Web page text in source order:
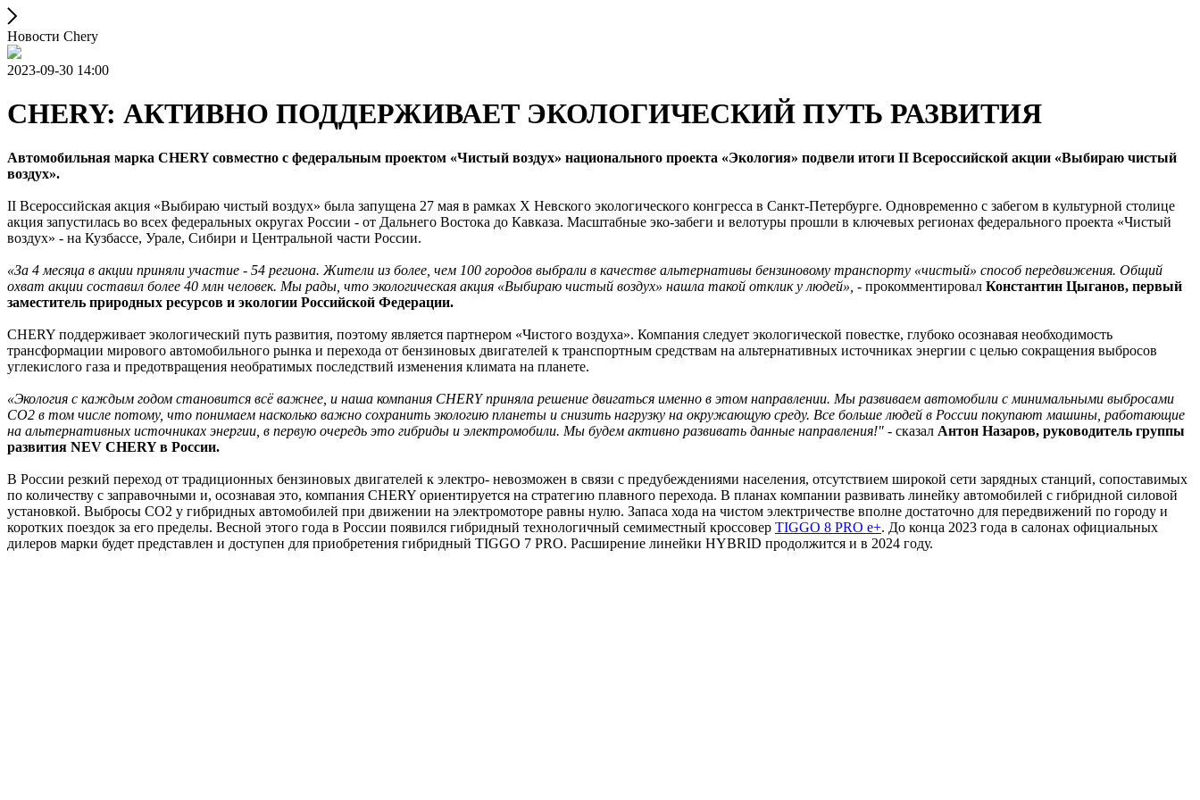
Новости Chery
2023-09-30 14:00
CHERY: АКТИВНО ПОДДЕРЖИВАЕТ ЭКОЛОГИЧЕСКИЙ ПУТЬ РАЗВИТИЯ
Автомобильная марка CHERY совместно с федеральным проектом «Чистый воздух» национального проекта «Экология» подвели итоги II Всероссийской акции «Выбираю чистый
воздух».
II Всероссийская акция «Выбираю чистый воздух» была запущена 27 мая в рамках Х Невского экологического конгресса в Санкт-Петербурге. Одновременно с забегом в культурной столице
акция запустилась во всех федеральных округах России - от Дальнего Востока до Кавказа. Масштабные эко-забеги и велотуры прошли в ключевых регионах федерального проекта «Чистый
воздух» - на Кузбассе, Урале, Сибири и Центральной части России.
«За 4 месяца в акции приняли участие - 54 региона. Жители из более, чем 100 городов выбрали в качестве альтернативы бензиновому транспорту «чистый» способ передвижения. Общий
охват акции составил более 40 млн человек. Мы рады, что экологическая акция «Выбираю чистый воздух» нашла такой отклик у людей», - прокомментировал Константин Цыганов, первый
заместитель природных ресурсов и экологии Российской Федерации.
CHERY поддерживает экологический путь развития, поэтому является партнером «Чистого воздуха». Компания следует экологической повестке, глубоко осознавая необходимость
трансформации мирового автомобильного рынка и перехода от бензиновых двигателей к транспортным средствам на альтернативных источниках энергии с целью сокращения выбросов
углекислого газа и предотвращения необратимых последствий изменения климата на планете.
«Экология с каждым годом становится всё важнее, и наша компания CHERY приняла решение двигаться именно в этом направлении. Мы развиваем автомобили с минимальными выбросами
CO2 в том числе потому, что понимаем насколько важно сохранить экологию планеты и снизить нагрузку на окружающую среду. Все больше людей в России покупают машины, работающие
на альтернативных источниках энергии, в первую очередь это гибриды и электромобили. Мы будем активно развивать данные направления!" - сказал Антон Назаров, руководитель группы
развития NEV CHERY в России.
В России резкий переход от традиционных бензиновых двигателей к электро- невозможен в связи с предубеждениями населения, отсутствием широкой сети зарядных станций, сопоставимых
по количеству с заправочными и, осознавая это, компания CHERY ориентируется на стратегию плавного перехода. В планах компании развивать линейку автомобилей с гибридной силовой
установкой. Выбросы CO2 у гибридных автомобилей при движении на электромоторе равны нулю. Запаса хода на чистом электричестве вполне достаточно для передвижений по городу и
коротких поездок за его пределы. Весной этого года в России появился гибридный технологичный семиместный кроссовер TIGGO 8 PRO e+. До конца 2023 года в салонах официальных
дилеров марки будет представлен и доступен для приобретения гибридный TIGGO 7 PRO. Расширение линейки HYBRID продолжится и в 2024 году.